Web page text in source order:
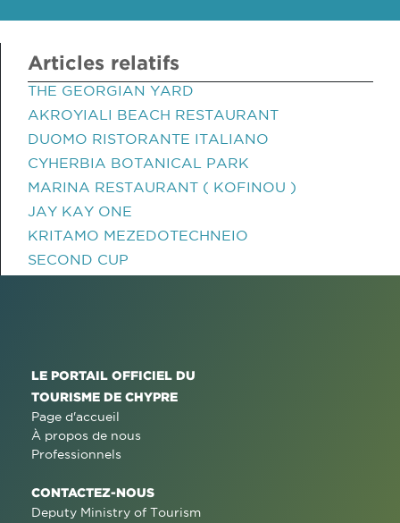
Articles relatifs
THE GEORGIAN YARD
AKROYIALI BEACH RESTAURANT
DUOMO RISTORANTE ITALIANO
CYHERBIA BOTANICAL PARK
MARINA RESTAURANT ( KOFINOU )
JAY KAY ONE
KRITAMO MEZEDOTECHNEIO
SECOND CUP
LE PORTAIL OFFICIEL DU
TOURISME DE CHYPRE
Page d'accueil
À propos de nous
Professionnels
CONTACTEZ-NOUS
Deputy Ministry of Tourism